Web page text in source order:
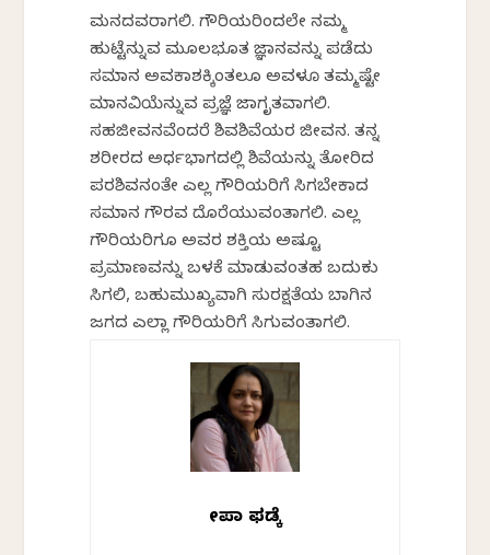
ಮನದವರಾಗಲಿ. ಗೌರಿಯರಿಂದಲೇ ನಮ್ಮ
ಹುಟ್ಟೆನ್ನುವ ಮೂಲಭೂತ ಜ್ಞಾನವನ್ನು ಪಡೆದು
ಸಮಾನ ಅವಕಾಶಕ್ಕಿಂತಲೂ ಅವಳೂ ತಮ್ಮಷ್ಟೇ
ಮಾನವಿಯೆನ್ನುವ ಪ್ರಜ್ಞೆ ಜಾಗೃತವಾಗಲಿ.
ಸಹಜೀವನವೆಂದರೆ ಶಿವಶಿವೆಯರ ಜೀವನ. ತನ್ನ
ಶರೀರದ ಅರ್ಧಭಾಗದಲ್ಲಿ ಶಿವೆಯನ್ನು ತೋರಿದ
ಪರಶಿವನಂತೇ ಎಲ್ಲ ಗೌರಿಯರಿಗೆ ಸಿಗಬೇಕಾದ
ಸಮಾನ ಗೌರವ ದೊರೆಯುವಂತಾಗಲಿ. ಎಲ್ಲ
ಗೌರಿಯರಿಗೂ ಅವರ ಶಕ್ತಿಯ ಅಷ್ಟೂ
ಪ್ರಮಾಣವನ್ನು ಬಳಕೆ ಮಾಡುವಂತಹ ಬದುಕು
ಸಿಗಲಿ, ಬಹುಮುಖ್ಯವಾಗಿ ಸುರಕ್ಷತೆಯ ಬಾಗಿನ
ಜಗದ ಎಲ್ಲಾ ಗೌರಿಯರಿಗೆ ಸಿಗುವಂತಾಗಲಿ.
ದೀಪಾ ಫಡ್ಕೆ